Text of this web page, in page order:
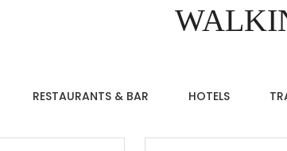
RESTAURANTS & BAR HOTELS